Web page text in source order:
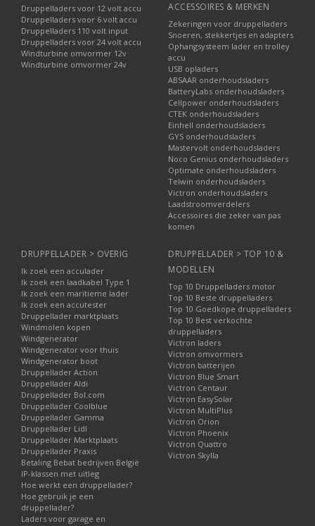
Druppelladers voor 12 volt accu
Druppelladers voor 6 volt accu
Druppelladers 110 volt input
Druppelladers voor 24 volt accu
Windturbine omvormer 12v
Windturbine omvormer 24v
ACCESSOIRES & MERKEN
Zekeringen voor druppelladers
Snoeren, stekkertjes en adapters
Ophangsysteem lader en trolley
accu
USB opladers
ABSAAR onderhoudsladers
BatteryLabs onderhoudsladers
Cellpower onderhoudsladers
CTEK onderhoudsladers
Einhell onderhoudsladers
GYS onderhoudsladers
Mastervolt onderhoudsladers
Noco Genius onderhoudsladers
Optimate onderhoudsladers
Telwin onderhoudsladers
Victron onderhoudsladers
Laadstroomverdelers
Accessoires die zeker van pas
komen
DRUPPELLADER > OVERIG
Ik zoek een acculader
Ik zoek een laadkabel Type 1
Ik zoek een maritieme lader
Ik zoek een accutester
Druppellader marktplaats
Windmolen kopen
Windgenerator
Windgenerator voor thuis
Windgenerator boot
Druppellader Action
Druppellader Aldi
Druppellader Bol.com
Druppellader Coolblue
Druppellader Gamma
Druppellader Lidl
Druppellader Marktplaats
Druppellader Praxis
Betaling Bebat bedrijven België
IP-klassen met uitleg
Hoe werkt een druppellader?
Hoe gebruik je een
druppellader?
Laders voor garage en
DRUPPELLADER > TOP 10 &
MODELLEN
Top 10 Druppelladers motor
Top 10 Beste druppelladers
Top 10 Goedkope druppelladers
Top 10 Best verkochte
druppelladers
Victron laders
Victron omvormers
Victron batterijen
Victron Blue Smart
Victron Centaur
Victron EasySolar
Victron MultiPlus
Victron Orion
Victron Phoenix
Victron Quattro
Victron Skylla